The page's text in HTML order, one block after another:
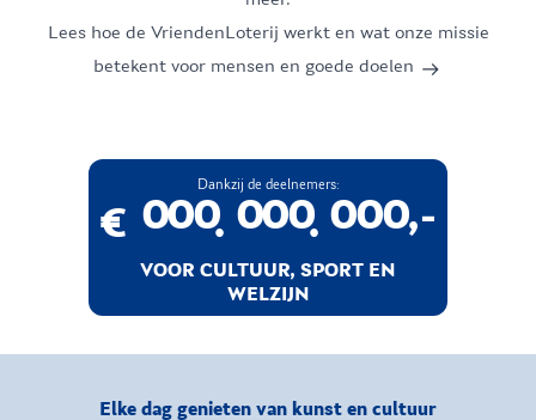
Lees hoe de VriendenLoterij werkt en wat onze missie
betekent voor mensen en goede doelen
Dankzij de deelnemers:
€ 0
1
3
7
9
0
1
3
7
9
0
1
3
7
9
. 0
1
3
7
9
0
1
3
7
9
0
1
3
7
9
. 0
1
3
7
9
0
1
3
7
9
0
1
3
7
9
,-
VOOR CULTUUR, SPORT EN
WELZIJN
Elke dag genieten van kunst en cultuur